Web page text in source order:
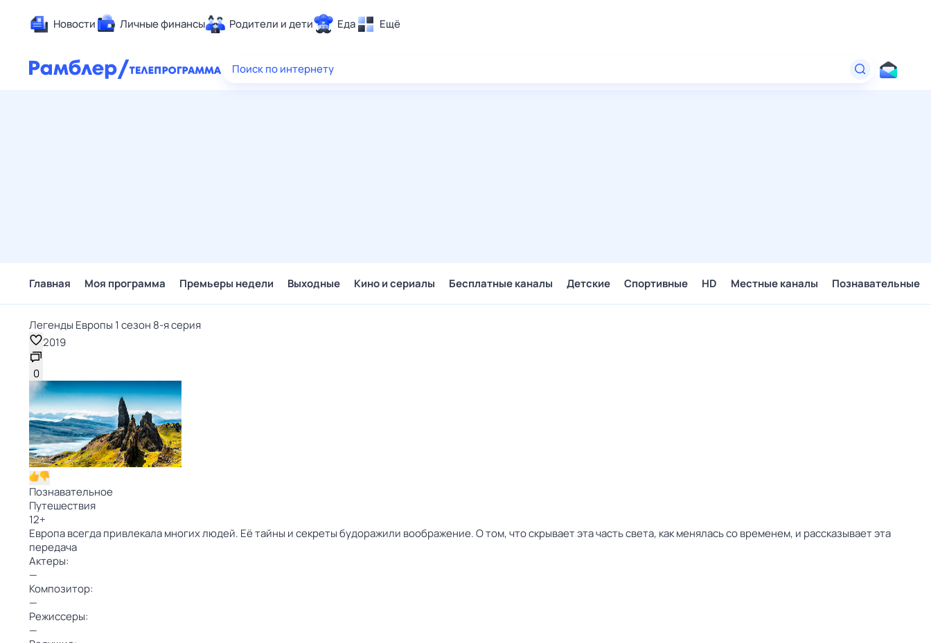
Новости Личные финансы Родители и дети Еда Ещё
Здоровье
Поиск по интернету
Главная Моя программа Премьеры недели Выходные Кино и сериалы Бесплатные каналы Детские Спортивные HD Местные каналы Познавательные
Легенды Европы 1 сезон 8-я серия
2019
0
Познавательное
Путешествия
12+
Европа всегда привлекала многих людей. Её тайны и секреты будоражили воображение. О том, что скрывает эта часть света, как менялась со временем, и рассказывает эта
передача
Актеры:
—
Композитор:
—
Режиссеры:
—